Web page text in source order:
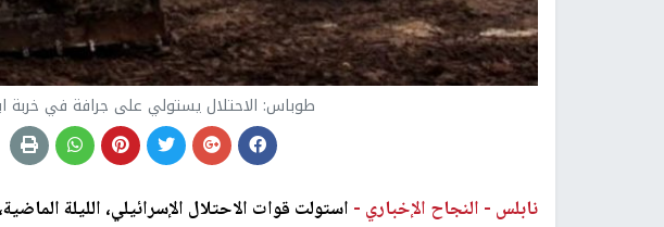
طوباس: الاحتلال يستولي على جرافة في خربة
نابلس - النجاح الإخباري - استولت قوات الاحتلال الإسرائيلي، الليلة